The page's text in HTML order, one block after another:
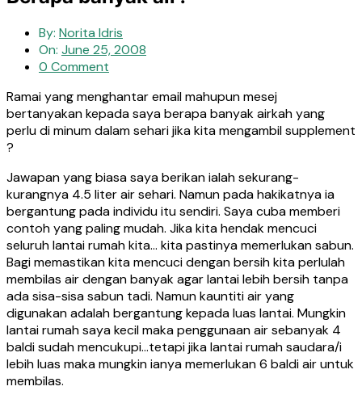
By: Norita Idris
On: June 25, 2008
0 Comment
Ramai yang menghantar email mahupun mesej
bertanyakan kepada saya berapa banyak airkah yang
perlu di minum dalam sehari jika kita mengambil supplement
?
Jawapan yang biasa saya berikan ialah sekurang-
kurangnya 4.5 liter air sehari. Namun pada hakikatnya ia
bergantung pada individu itu sendiri. Saya cuba memberi
contoh yang paling mudah. Jika kita hendak mencuci
seluruh lantai rumah kita… kita pastinya memerlukan sabun.
Bagi memastikan kita mencuci dengan bersih kita perlulah
membilas air dengan banyak agar lantai lebih bersih tanpa
ada sisa-sisa sabun tadi. Namun kauntiti air yang
digunakan adalah bergantung kepada luas lantai. Mungkin
lantai rumah saya kecil maka penggunaan air sebanyak 4
baldi sudah mencukupi…tetapi jika lantai rumah saudara/i
lebih luas maka mungkin ianya memerlukan 6 baldi air untuk
membilas.